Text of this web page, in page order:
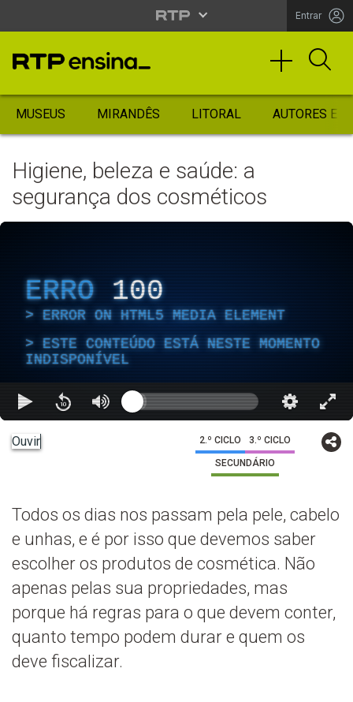
Entrar
MUSEUS MIRANDÊS LITORAL AUTORES
Higiene, beleza e saúde: a
segurança dos cosméticos
ERRO 100
ERROR ON HTML5 MEDIA ELEMENT
ESTE CONTEÚDO ESTÁ NESTE MOMENTO
INDISPONÍVEL
Ouvir 2.º CICLO 3.º CICLO
SECUNDÁRIO
Todos os dias nos passam pela pele, cabelo
e unhas, e é por isso que devemos saber
escolher os produtos de cosmética. Não
apenas pelas sua propriedades, mas
porque há regras para o que devem conter,
quanto tempo podem durar e quem os
deve fiscalizar.